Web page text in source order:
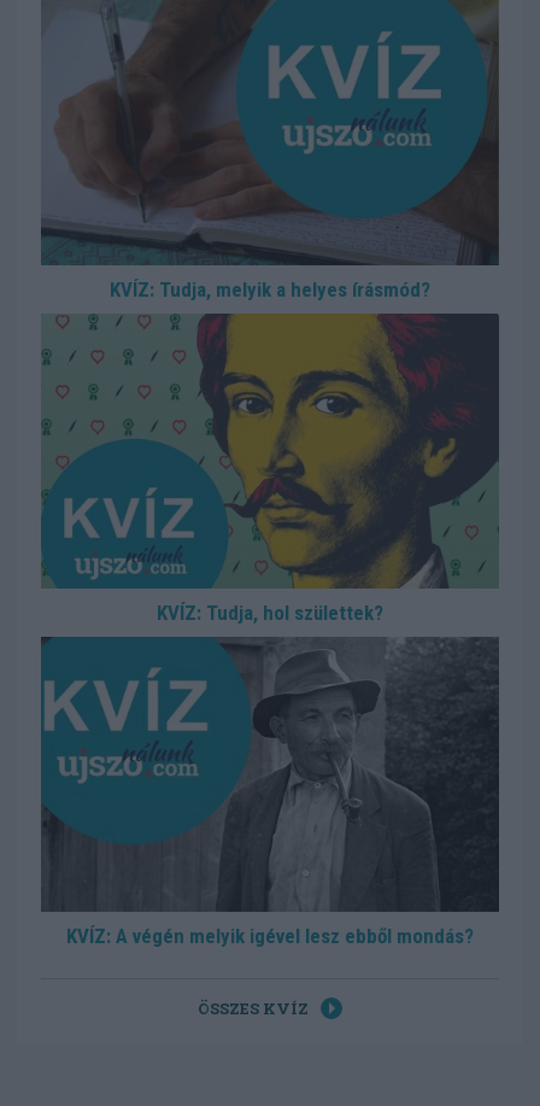
KVÍZ: Tudja, melyik a helyes írásmód?
KVÍZ: Tudja, hol születtek?
KVÍZ: A végén melyik igével lesz ebből mondás?
ÖSSZES KVÍZ